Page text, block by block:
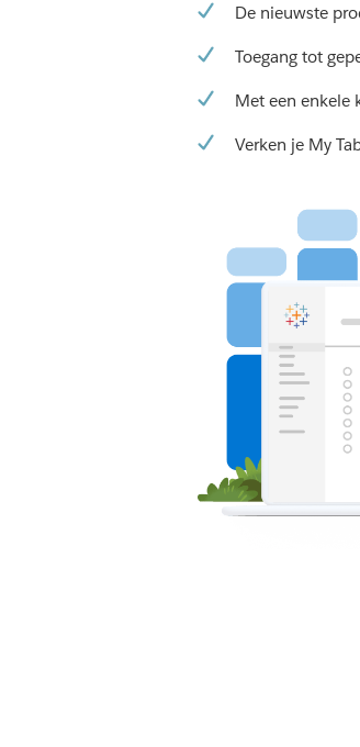
De nieuwste
Toegang tot
Met een enkele
Verken je My